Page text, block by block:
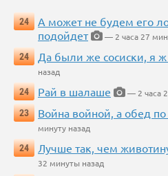
24
А может не будем его
подойдет
— 2 часа 27
24
Да были же сосиски, я
назад
24
Рай в шалаше
— 2 часа
23
Война войной, а обед
минуту назад
24
Лучше так, чем
32 минуты назад